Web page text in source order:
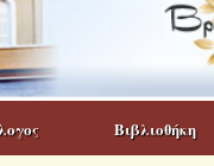
Βιβλιοθήκη